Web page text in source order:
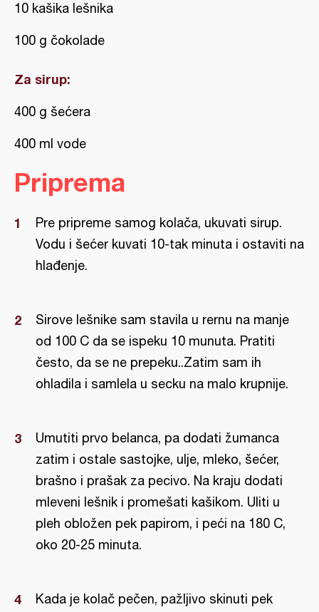
10 kašika lešnika
100 g čokolade
Za sirup:
400 g šećera
400 ml vode
Priprema
Pre pripreme samog kolača, ukuvati sirup.
Vodu i šećer kuvati 10-tak minuta i ostaviti na
hlađenje.
Sirove lešnike sam stavila u rernu na manje
od 100 C da se ispeku 10 munuta. Pratiti
često, da se ne prepeku..Zatim sam ih
ohladila i samlela u secku na malo krupnije.
Umutiti prvo belanca, pa dodati žumanca
zatim i ostale sastojke, ulje, mleko, šećer,
brašno i prašak za pecivo. Na kraju dodati
mleveni lešnik i promešati kašikom. Uliti u
pleh obložen pek papirom, i peći na 180 C,
oko 20-25 minuta.
Kada je kolač pečen, pažljivo skinuti pek